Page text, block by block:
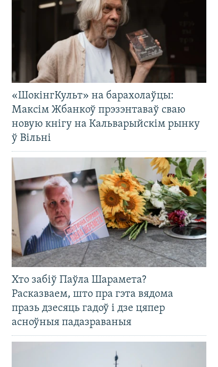
«ШокінгКульт» на барахолаўцы:
Максім Жбанкоў прэзэнтаваў сваю
новую кнігу на Кальварыйскім рынку
ў Вільні
Хто забіў Паўла Шарамета?
Расказваем, што пра гэта вядома
празь дзесяць гадоў і дзе цяпер
асноўныя падазраваныя